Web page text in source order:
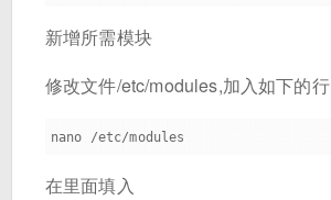
新增所需模块
修改文件/etc/modules,加入如下的行
在里面填入